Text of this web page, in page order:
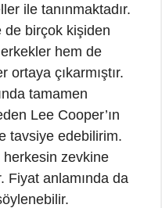
ile tanınmaktadır.
de birçok kişiden
hem de
ortaya çıkarmıştır.
tamamen
Lee Cooper’ın
tavsiye edebilirim.
herkesin zevkine
Fiyat anlamında da